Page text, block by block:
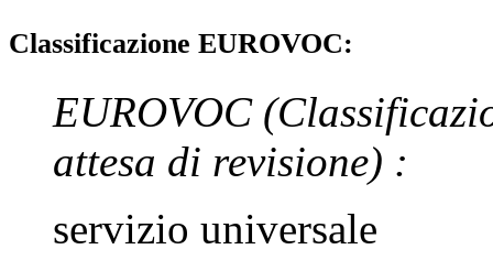
Classificazione EUROVOC:
EUROVOC
attesa di revisione) :
servizio universale